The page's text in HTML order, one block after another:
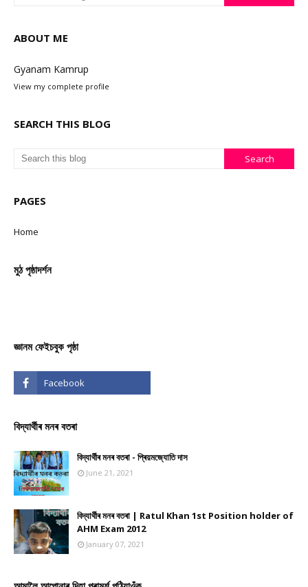
ABOUT ME
Gyanam Kamrup
View my complete profile
SEARCH THIS BLOG
PAGES
Home
মুঠ পৃষ্ঠাদৰ্শন
জ্ঞানম ফেইচবুক পৃষ্ঠা
বিদ্যাৰ্থীৰ মনৰ বতৰা
বিদ্যাৰ্থীৰ মনৰ বতৰা - প্ৰিয়মজ্যোতি দাস
June 21, 2021
বিদ্যাৰ্থীৰ মনৰ বতৰা | Ratul Khan 1st Position holder of
AHM Exam 2012
January 07, 2021